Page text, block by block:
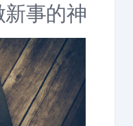
事的神